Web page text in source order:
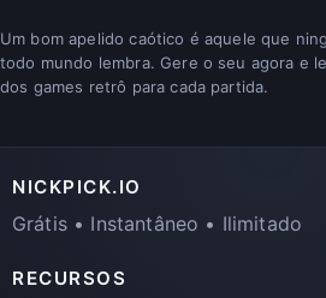
Um bom apelido caótico é aquele que
todo mundo lembra. Gere o seu agora e
dos games retrô para cada partida.
NICKPICK.IO
Grátis • Instantâneo • Ilimitado
RECURSOS